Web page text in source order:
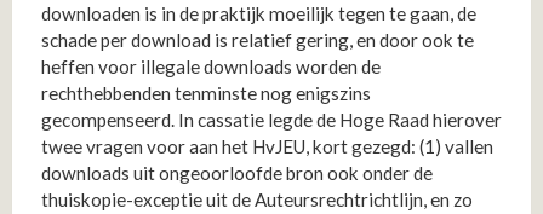
downloaden is in de praktijk moeilijk tegen te gaan, de
schade per download is relatief gering, en door ook te
heffen voor illegale downloads worden de
rechthebbenden tenminste nog enigszins
gecompenseerd. In cassatie legde de Hoge Raad hierover
twee vragen voor aan het HvJEU, kort gezegd: (1) vallen
downloads uit ongeoorloofde bron ook onder de
thuiskopie-exceptie uit de Auteursrechtrichtlijn, en zo